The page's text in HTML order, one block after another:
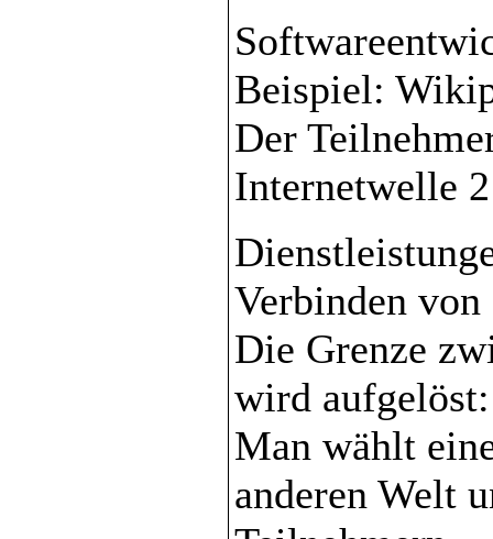
Beispiel:
Der
Internetwelle
Verbinden
Die Grenze
wird aufgelöst:
Man wählt
anderen Welt